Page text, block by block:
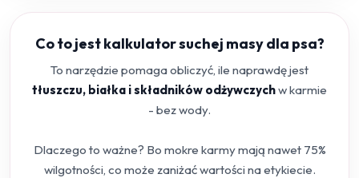
Co to jest kalkulator suchej masy dla psa?
To narzędzie pomaga obliczyć, ile naprawdę jest
tłuszczu, białka i składników odżywczychw karmie
- bez wody.
Dlaczego to ważne? Bo mokre karmy mają nawet 75%
wilgotności, co może zaniżać wartości na etykiecie.